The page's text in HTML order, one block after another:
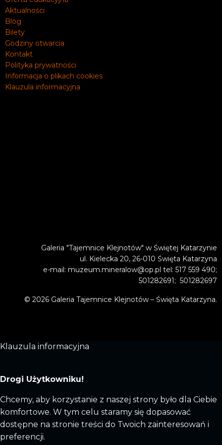
Aktualności
Blog
Bilety
Godziny otwarcia
Kontakt
Polityka prywatności
Informacja o plikach cookies
Klauzula informacyjna
Galeria "Tajemnice Klejnotów" w Świętej Katarzynie
ul. Kielecka 20, 26-010 Święta Katarzyna
e-mail: muzeum.mineralow@op.pl tel: 517 559 490;
501282691; 501282697
© 2026 Galeria Tajemnice Klejnotów – Święta Katarzyna.
Klauzula informacyjna
Drogi Użytkowniku!
Chcemy, aby korzystanie z naszej strony było dla Ciebie
komfortowe. W tym celu staramy się dopasować
dostępne na stronie treści do Twoich zainteresowań i
preferencji.